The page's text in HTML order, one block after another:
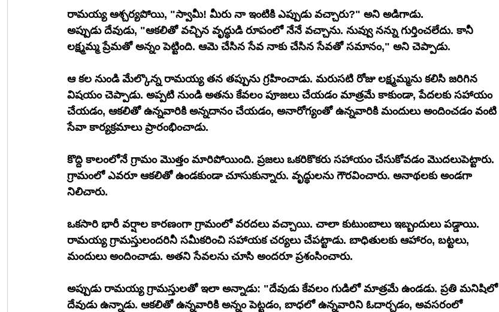
రామయ్య ఆశ్చర్యపోయి, "స్వామీ! మీరు నా ఇంటికి ఎప్పుడు వచ్చారు?" అని అడిగాడు.
అప్పుడు దేవుడు, "ఆకలితో వచ్చిన వృద్ధుడి రూపంలో నేనే వచ్చాను. నువ్వు నన్ను గుర్తించలేదు. కానీ
లక్ష్మమ్మ ప్రేమతో అన్నం పెట్టింది. ఆమె చేసిన సేవ నాకు చేసిన సేవతో సమానం," అని చెప్పాడు.
ఆ కల నుండి మేల్కొన్న రామయ్య తన తప్పును గ్రహించాడు. మరుసటి రోజు లక్ష్మమ్మను కలిసి జరిగిన
విషయం చెప్పాడు. అప్పటి నుండి అతను కేవలం పూజలు చేయడం మాత్రమే కాకుండా, పేదలకు సహాయం
చేయడం, ఆకలితో ఉన్నవారికి అన్నదానం చేయడం, అనారోగ్యంతో ఉన్నవారికి మందులు అందించడం వంటి
సేవా కార్యక్రమాలు ప్రారంభించాడు.
కొద్ది కాలంలోనే గ్రామం మొత్తం మారిపోయింది. ప్రజలు ఒకరికొకరు సహాయం చేసుకోవడం మొదలుపెట్టారు.
గ్రామంలో ఎవరూ ఆకలితో ఉండకుండా చూసుకున్నారు. వృద్ధులను గౌరవించారు. అనాథలకు అండగా
నిలిచారు.
ఒకసారి భారీ వర్షాల కారణంగా గ్రామంలో వరదలు వచ్చాయి. చాలా కుటుంబాలు ఇబ్బందులు పడ్డాయి.
రామయ్య గ్రామస్తులందరినీ సమీకరించి సహాయక చర్యలు చేపట్టాడు. బాధితులకు ఆహారం, బట్టలు,
మందులు అందించాడు. అతని సేవలను చూసి అందరూ ప్రశంసించారు.
అప్పుడు రామయ్య గ్రామస్తులతో ఇలా అన్నాడు: "దేవుడు కేవలం గుడిలో మాత్రమే ఉండడు. ప్రతి మనిషిలో
దేవుడు ఉన్నాడు. ఆకలితో ఉన్నవారికి అన్నం పెట్టడం, బాధలో ఉన్నవారిని ఓదార్చడం, అవసరంలో